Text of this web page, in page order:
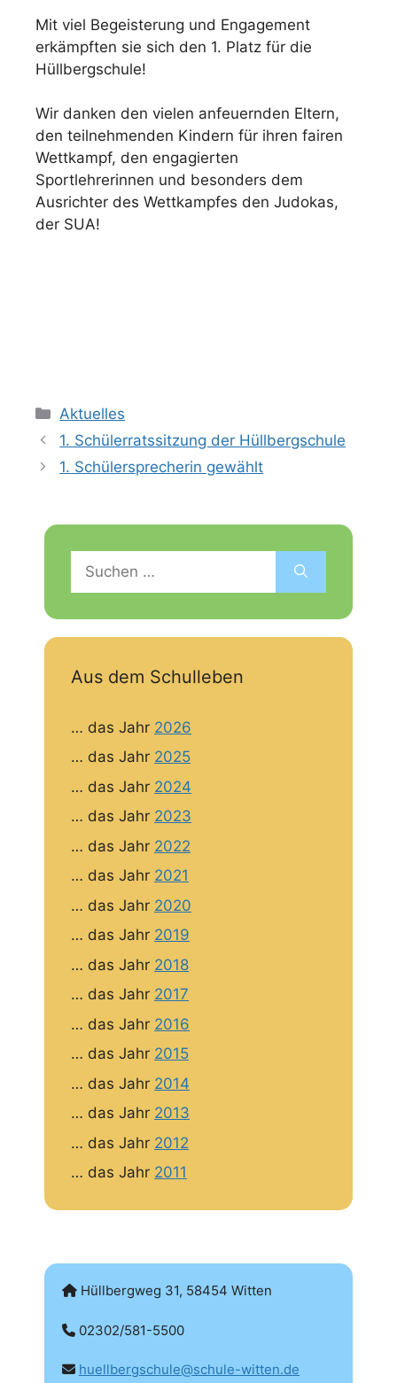
Mit viel Begeisterung und Engagement
erkämpften sie sich den 1. Platz für die
Hüllbergschule!
Wir danken den vielen anfeuernden Eltern,
den teilnehmenden Kindern für ihren fairen
Wettkampf, den engagierten
Sportlehrerinnen und besonders dem
Ausrichter des Wettkampfes den Judokas,
der SUA!
Kategorien
Aktuelles
1. Schülerratssitzung der Hüllbergschule
1. Schülersprecherin gewählt
nach:
Aus dem Schulleben
… das Jahr 2026
… das Jahr 2025
… das Jahr 2024
… das Jahr 2023
… das Jahr 2022
… das Jahr 2021
… das Jahr 2020
… das Jahr 2019
… das Jahr 2018
… das Jahr 2017
… das Jahr 2016
… das Jahr 2015
… das Jahr 2014
… das Jahr 2013
… das Jahr 2012
… das Jahr 2011
Hüllbergweg 31, 58454 Witten
02302/581-5500
huellbergschule@schule-witten.de